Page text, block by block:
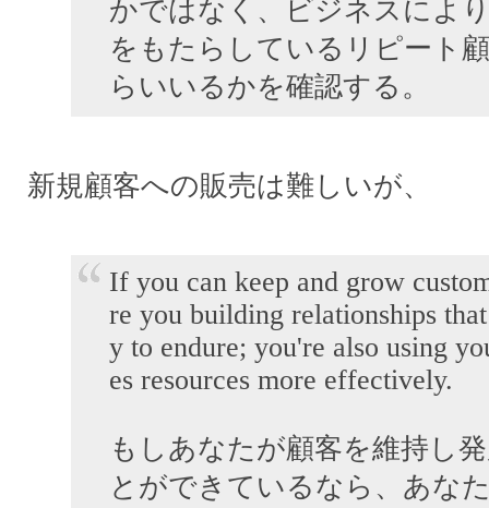
かではなく、ビジネスによ
をもたらしているリピート
らいいるかを確認する。
新規顧客への販売は難しいが、
If you can keep and grow
re you building relationships
y to endure; you're also using
es resources more effectively.
もしあなたが顧客を維持し
とができているなら、あな